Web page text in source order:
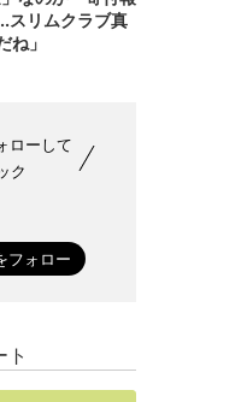
スリムクラブ真
ね」
ローして
ク